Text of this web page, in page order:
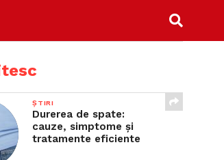
ȘTIRI
Durerea de spate:
cauze, simptome și
tratamente eficiente